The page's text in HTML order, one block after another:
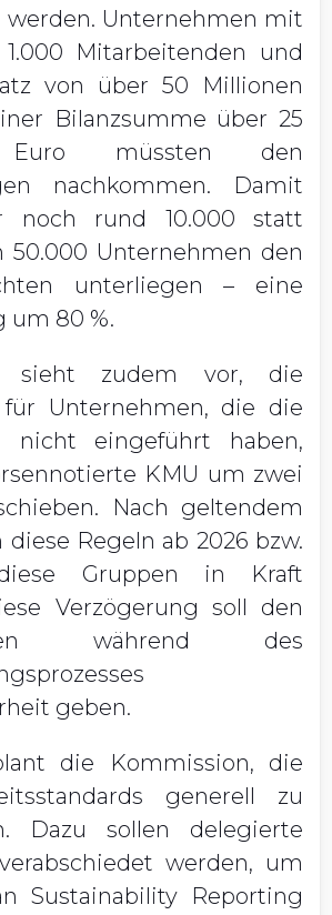
werden. Unternehmen mit
Mitarbeitenden und
von über 50 Millionen
Bilanzsumme über 25
Euro müssten den
nachkommen. Damit
noch rund 10.000 statt
50.000 Unternehmen den
unterliegen – eine
um 80 %.
sieht zudem vor, die
für Unternehmen, die die
nicht eingeführt haben,
KMU um zwei
Nach geltendem
diese Regeln ab 2026 bzw.
Gruppen in Kraft
Verzögerung soll den
während des
geben.
die Kommission, die
generell zu
Dazu sollen delegierte
werden, um
Sustainability Reporting